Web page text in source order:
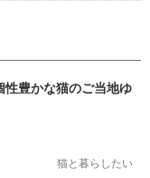
性豊かな猫のご当地ゆ
猫と暮らしたい